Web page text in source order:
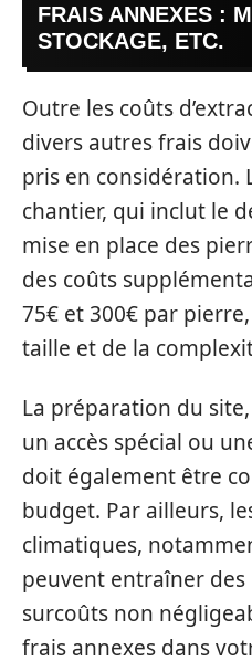
FRAIS ANNEXES :
STOCKAGE, ETC.
Outre les coûts
divers autres frais
pris en considération.
chantier, qui inclut le
mise en place des
des coûts
75€ et 300€ par
taille et de la
La préparation du
un accès spécial ou
doit également être
budget. Par ailleurs,
climatiques,
peuvent entraîner
surcoûts non
frais annexes dans